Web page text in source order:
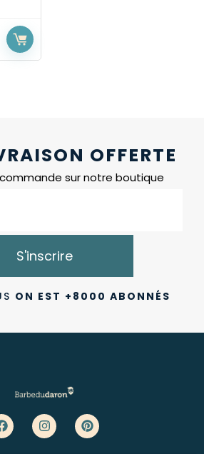
OFFERTE
sur notre boutique
S'inscrire
ON EST +8000 ABONNÉS